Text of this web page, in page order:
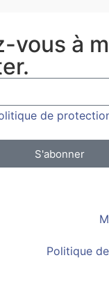
vous à
de
S'abonner
Politique